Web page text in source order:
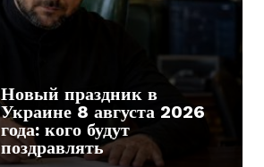
Новый праздник в
Украине 8 августа 2026
года: кого будут
поздравлять